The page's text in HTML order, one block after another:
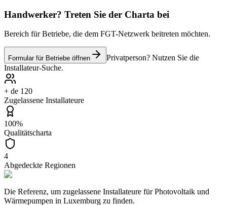
Handwerker? Treten Sie der Charta bei
Bereich für Betriebe, die dem FGT-Netzwerk beitreten möchten.
Formular für Betriebe öffnen
Privatperson? Nutzen Sie die
Installateur-Suche.
+ de 120
Zugelassene Installateure
100%
Qualitätscharta
4
Abgedeckte Regionen
Die Referenz, um zugelassene Installateure für Photovoltaik und
Wärmepumpen in Luxemburg zu finden.